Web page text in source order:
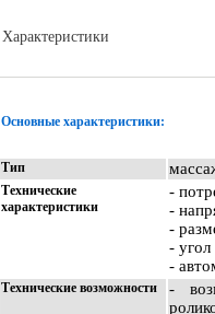
Характеристики
Основные характеристики:
Тип
Технические
характеристики
-
-
-
-
-
Технические возможности
-